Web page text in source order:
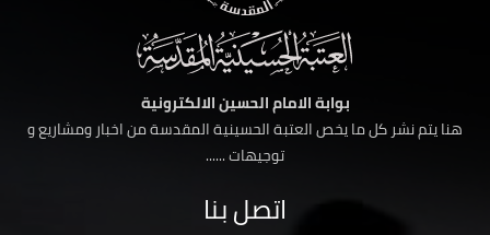
بوابة الامام الحسين الالكترونية
هنا يتم نشر كل ما يخص العتبة الحسينية المقدسة من اخبار ومشاريع و
توجيهات ......
اتصل بنا